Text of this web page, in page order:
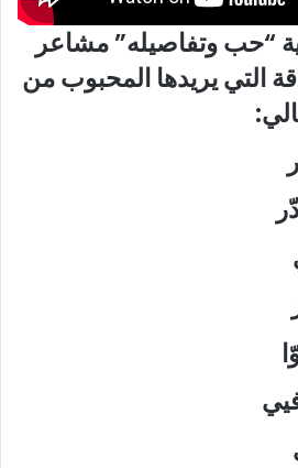
“حب وتفاصيله” مشاعر
التي يريدها المحبوب من